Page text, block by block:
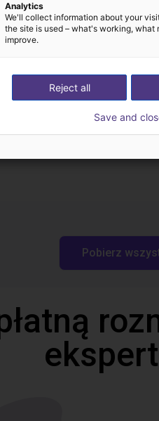
Pliki do
Pobierz
Analytics
We'll collect information about your
the site is used – what's working,
improve.
Reject all
Save and